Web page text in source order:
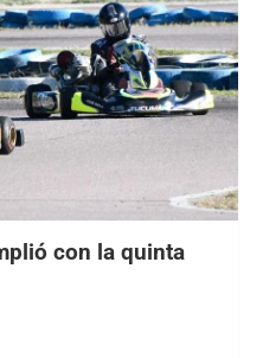
con la quinta